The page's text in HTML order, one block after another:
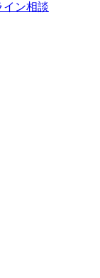
イン相談